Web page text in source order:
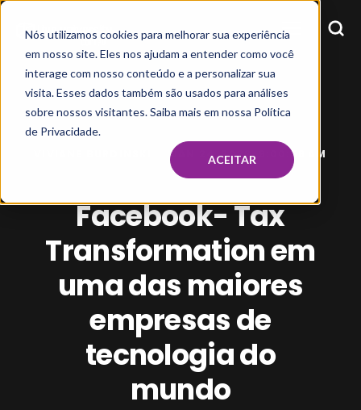
Nós utilizamos cookies para melhorar sua experiência
em nosso site. Eles nos ajudam a entender como você
interage com nosso conteúdo e a personalizar sua
visita. Esses dados também são usados para análises
sobre nossos visitantes. Saiba mais em nossa Política
de Privacidade.
ACEITAR
JAN 24, 2022, 9:00:58 AM
Facebook- Tax
Transformation em
uma das maiores
empresas de
tecnologia do
mundo